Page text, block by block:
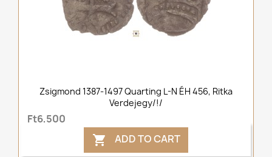
Zsigmond 1387-1497 Quarting L-N ÉH 456, Ritka
Verdejegy/!/
Ft6,500
 ADD TO CART